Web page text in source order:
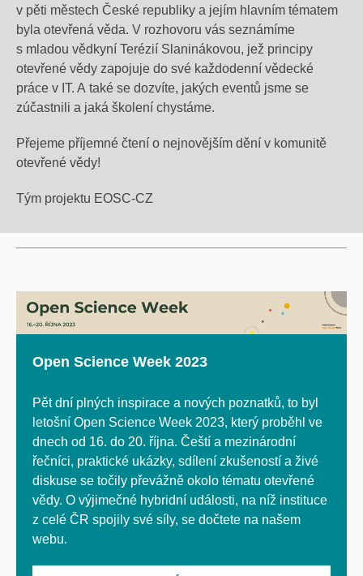
v pěti městech České republiky a jejím hlavním tématem
byla otevřená věda. V rozhovoru vás seznámíme
s mladou vědkyní Terézií Slaninákovou, jež principy
otevřené vědy zapojuje do své každodenní vědecké
práce v IT. A také se dozvíte, jakých eventů jsme se
zúčastnili a jaká školení chystáme.
Přejeme příjemné čtení o nejnovějším dění v komunitě
otevřené vědy!
Tým projektu EOSC-CZ
Open Science Week 2023
Pět dní plných inspirace a nových poznatků, to byl
letošní Open Science Week 2023, který proběhl ve
dnech od 16. do 20. října. Čeští a mezinárodní
řečníci, praktické ukázky, sdílení zkušeností a živé
diskuse se točily převážně okolo tématu otevřené
vědy. O výjimečné hybridní události, na níž instituce
z celé ČR spojily své síly, se dočtete na našem
webu.